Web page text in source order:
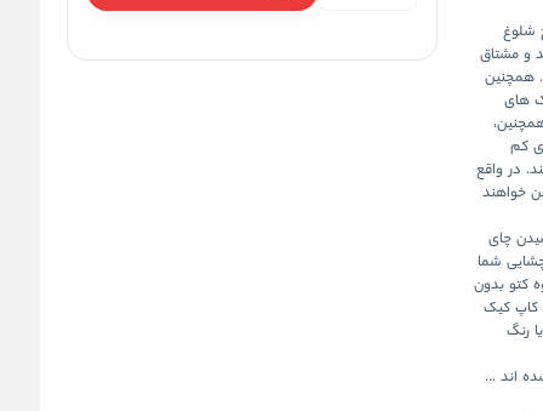
شلوغ
و مشتاق
همچنین
های
کم
در واقع
خواهند
چای
شما
کتو بدون
کاپ کیک
رنگ
اند ...